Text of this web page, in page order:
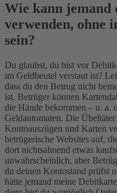
Wie kann jemand
verwenden, ohne
sein?
Du glaubst, du bist vor
im Geldbeutel verstaut ist?
dass du den Betrug nicht
ist. Betrüger können
die Hände bekommen – u. a.
Geldautomaten. Die
Kontoauszügen und Karten
betrügerische Websites auf,
dort nichtsahnend etwas
unwahrscheinlich, aber
du deinen Kontostand prüfst
hätte jemand meine